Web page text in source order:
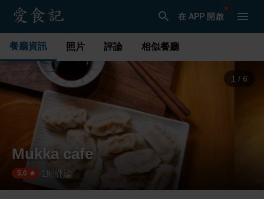
在 APP 開啟
餐廳資訊 照片 評論 相似餐廳
1 / 6
Mukka cafe
5.0 1 則評論